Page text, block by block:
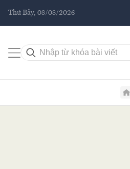
Thứ Bảy, 08/08/2026